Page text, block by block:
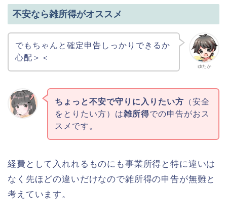
不安なら雑所得がオススメ
ゆたか
でもちゃんと確定申告しっかりできるか
心配＞＜
ちょっと不安で守りに入りたい方 （安全
をとりたい方）は雑所得での申告がおス
スメです。
経費として入れれるものにも事業所得と特に違いは
なく先ほどの違いだけなので雑所得の申告が無難と
考えています。